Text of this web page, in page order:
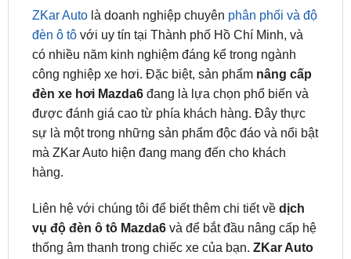
ZKar Autolà doanh nghiệp chuyên phân phối và độ
đèn ô tô với uy tín tại Thành phố Hồ Chí Minh, và
có nhiều năm kinh nghiệm đáng kể trong ngành
công nghiệp xe hơi. Đặc biệt, sản phẩm nâng cấp
đèn xe hơi Mazda6đang là lựa chọn phổ biến và
được đánh giá cao từ phía khách hàng. Đây thực
sự là một trong những sản phẩm độc đáo và nổi bật
mà ZKar Auto hiện đang mang đến cho khách
hàng.
Liên hệ với chúng tôi để biết thêm chi tiết về dịch
vụ độ đèn ô tô Mazda6và để bắt đầu nâng cấp hệ
thống âm thanh trong chiếc xe của bạn. ZKar Auto